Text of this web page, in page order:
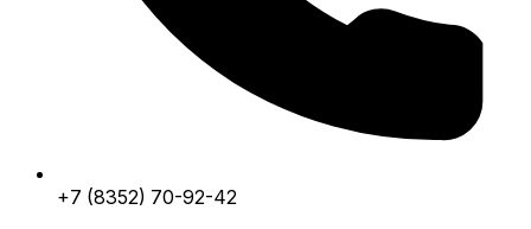
+7 (8352) 70-92-42